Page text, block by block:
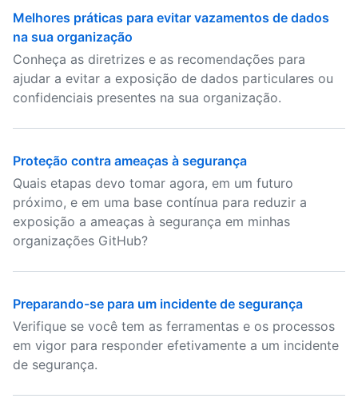
Melhores práticas para evitar vazamentos de dados
na sua organização
Conheça as diretrizes e as recomendações para
ajudar a evitar a exposição de dados particulares ou
confidenciais presentes na sua organização.
Proteção contra ameaças à segurança
Quais etapas devo tomar agora, em um futuro
próximo, e em uma base contínua para reduzir a
exposição a ameaças à segurança em minhas
organizações GitHub?
Preparando-se para um incidente de segurança
Verifique se você tem as ferramentas e os processos
em vigor para responder efetivamente a um incidente
de segurança.